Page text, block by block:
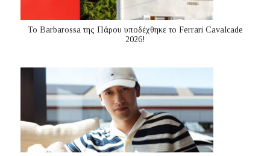
Το Barbarossa της Πάρου υποδέχθηκε το Ferrari Cavalcade
2026!